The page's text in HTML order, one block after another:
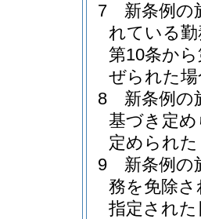
7
新条例の
れている
第10条か
ぜられた
8
新条例の
基づき定
定められ
9
新条例の
務を免除
指定され